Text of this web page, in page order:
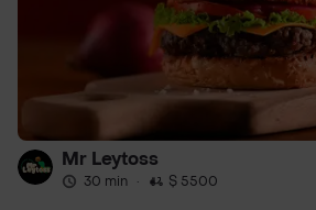
Mr Leytoss
30 min · $ 5500